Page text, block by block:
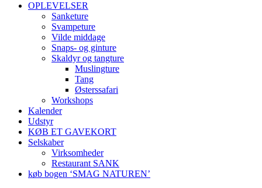
OPLEVELSER
Sanketure
Svampeture
Vilde middage
Snaps- og ginture
Skaldyr og tangture
Muslingture
Tang
Østerssafari
Workshops
Kalender
Udstyr
KØB ET GAVEKORT
Selskaber
Virksomheder
Restaurant SANK
køb bogen ‘SMAG NATUREN’